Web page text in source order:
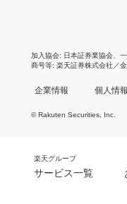
加入協会 日本証券業協会
商号等 楽天証券株式会社／
企業情報 個人情
© Rakuten Securities, Inc.
楽天グループ
サービス一覧